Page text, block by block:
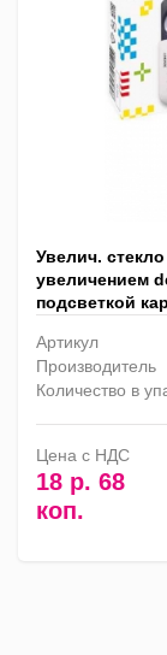
Увелич.
увеличением
подсветкой
Артикул
Производитель
Количество в
Цена с НДС
18 р. 68
коп.